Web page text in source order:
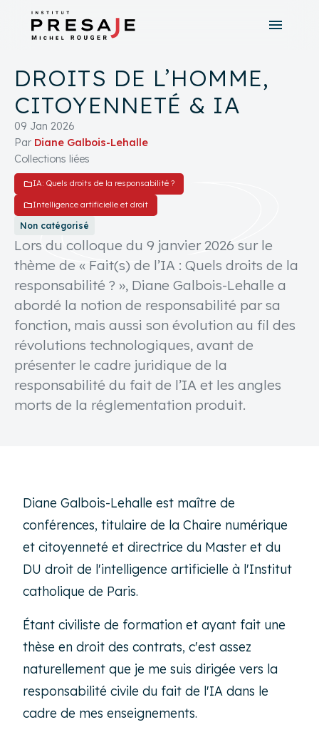
menu
Recherche avancée
DROITS DE L’HOMME,
CITOYENNETÉ & IA
09 Jan 2026
Par Diane Galbois-Lehalle
Collections liées
folderIA: Quels droits de la responsabilité ?
folderIntelligence artificielle et droit
Non catégorisé
Lors du colloque du 9 janvier 2026 sur le
thème de « Fait(s) de l’IA : Quels droits de la
responsabilité ? », Diane Galbois-Lehalle a
abordé la notion de responsabilité par sa
fonction, mais aussi son évolution au fil des
révolutions technologiques, avant de
présenter le cadre juridique de la
responsabilité du fait de l’IA et les angles
morts de la réglementation produit.
Diane Galbois-Lehalle est maître de
conférences, titulaire de la Chaire numérique
et citoyenneté et directrice du Master et du
DU droit de l'intelligence artificielle à l'Institut
catholique de Paris.
Étant civiliste de formation et ayant fait une
thèse en droit des contrats, c'est assez
naturellement que je me suis dirigée vers la
responsabilité civile du fait de l'IA dans le
cadre de mes enseignements.